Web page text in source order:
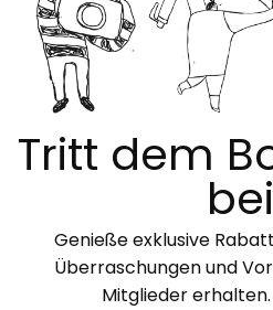
Tritt dem
Genieße exklusive
Überraschungen und
Mitglieder